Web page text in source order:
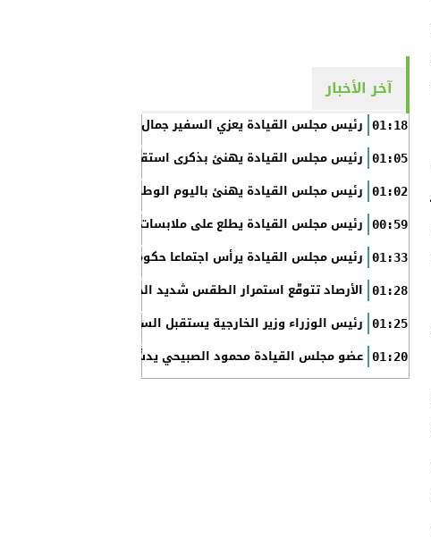
آخر الأخبار
01:18 رئيس مجلس القيادة يعزي السفير جمال السلال
01:05 رئيس مجلس القيادة يهنئ بذكرى استقلال الفلبين
01:02 رئيس مجلس القيادة يهنئ باليوم الوطني الروسي
00:59 رئيس مجلس القيادة يطلع على ملابسات حادثة إطلاق النار في
01:33 رئيس مجلس القيادة يرأس اجتماعا حكوميا مصغرا لدعم جهود
01:28 الأرصاد تتوقّع استمرار الطقس شديد الحرارة بالسواحل والصحاري
01:25 رئيس الوزراء وزير الخارجية يستقبل السفير الأمريكي
01:20 عضو مجلس القيادة محمود الصبيحي يدشّن اختبارات الثانوية